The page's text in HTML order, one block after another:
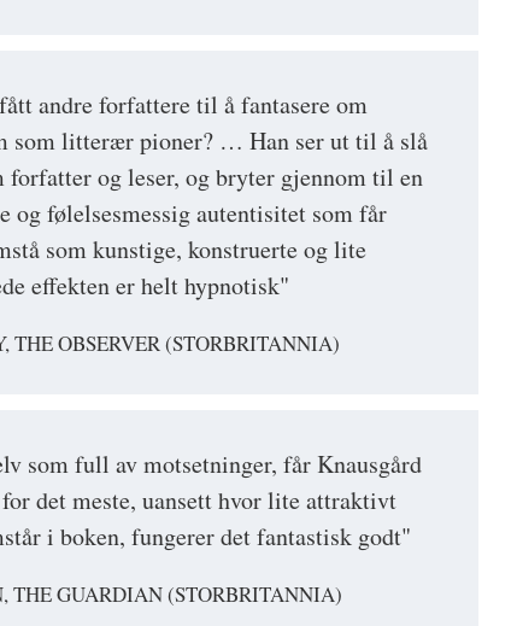
andre forfattere til å fantasere om
som litterær pioner? … Han ser ut til å slå
og leser, og bryter gjennom til en
følelsesmessig autentisitet som får
som kunstige, konstruerte og lite
effekten er helt hypnotisk"
THE OBSERVER (STORBRITANNIA)
som full av motsetninger, får Knausgård
det meste, uansett hvor lite attraktivt
i boken, fungerer det fantastisk godt"
THE GUARDIAN (STORBRITANNIA)